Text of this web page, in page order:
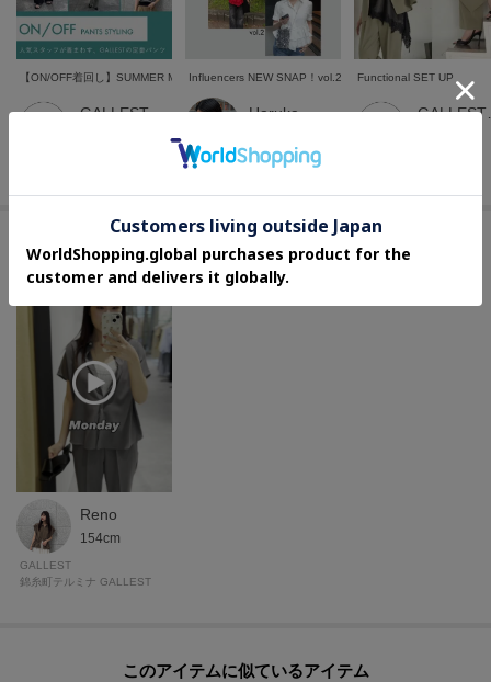
た、パソコン・スマートフォンなどの環境により、若干製品と画像のカラー
が異なる場合もございます。
【ON/OFF着回し】SUMMER MODE PANTS STYLING
GALLEST 本部スタッフ
Influencers NEW SNAP！vol.2
Haruka
GALLEST本部
Functional SET UP
このアイテムを使ったムービー
Reno
154cm
GALLEST
錦糸町テルミナ GALLEST
このアイテムに似ているアイテム